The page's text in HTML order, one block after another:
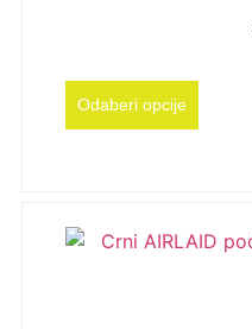
Odaberi opcije